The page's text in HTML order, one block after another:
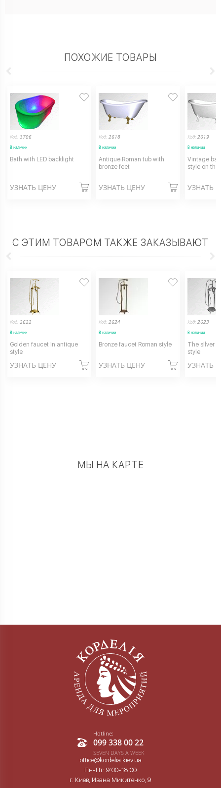
ПОХОЖИЕ ТОВАРЫ
Код: 3706
В наличии
Bath with LED backlight
УЗНАТЬ ЦЕНУ
Код: 2618
В наличии
Antique Roman tub with
bronze feet
УЗНАТЬ ЦЕНУ
Код: 2619
В наличии
Vintage
style on the
УЗНАТЬ
С ЭТИМ ТОВАРОМ ТАКЖЕ ЗАКАЗЫВАЮТ
Код: 2622
В наличии
Golden faucet in antique
style
УЗНАТЬ ЦЕНУ
Код: 2624
В наличии
Bronze faucet Roman style
УЗНАТЬ ЦЕНУ
Код: 2623
В наличии
The silver
style
УЗНАТЬ
МЫ НА КАРТЕ
Hotline:
099 338 00 22
SEVEN DAYS A WEEK
office@kordelia.kiev.ua
Пн-Пт: 9:00-18:00
г. Киев, Ивана Микитенко, 9